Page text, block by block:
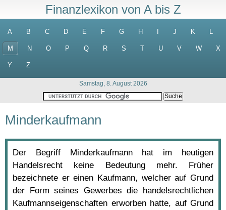
Finanzlexikon von A bis Z
A B C D E F G H J K L
M N O P Q R S T U V W X
Y Z
Samstag, 8. August 2026
Minderkaufmann
Der Begriff Minderkaufmann hat im heutigen
Handelsrecht keine Bedeutung mehr. Früher
bezeichnete er einen Kaufmann, welcher auf Grund
der Form seines Gewerbes die handelsrechtlichen
Kaufmannseigenschaften erworben hatte, auf Grund